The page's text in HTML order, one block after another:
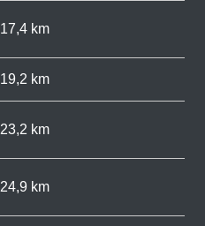
17,4 km
19,2 km
23,2 km
24,9 km